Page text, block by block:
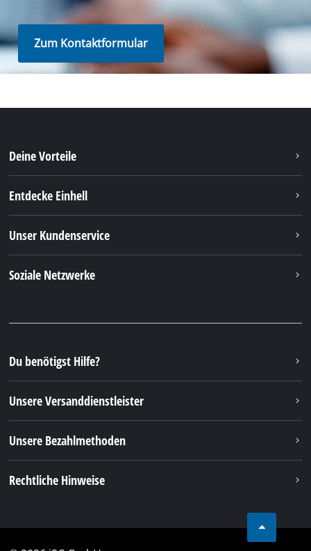
Zum Kontaktformular
Deine Vorteile
Entdecke Einhell
Unser Kundenservice
Soziale Netzwerke
Du benötigst Hilfe?
Unsere Versanddienstleister
Unsere Bezahlmethoden
Rechtliche Hinweise